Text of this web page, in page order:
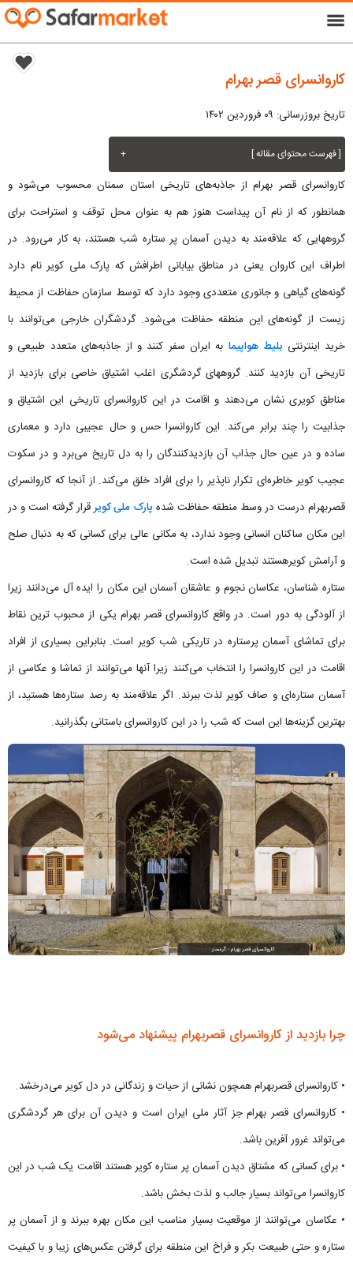
menu
کاروانسرای قصر بهرام
تاریخ بروزرسانی: ۰۹ فروردین ۱۴۰۲
[ فهرست محتوای مقاله ] +
کاروانسرای قصر بهرام از جاذبه‌های تاریخی استان سمنان محسوب می‌شود و
همانطور که از نام آن پیداست هنوز هم به عنوان محل توقف و استراحت برای
گروههایی که علاقه‌مند به دیدن آسمان پر ستاره شب هستند، به کار می‌رود. در
اطراف این کاروان یعنی در مناطق بیابانی اطرافش که پارک ملی کویر نام دارد
گونه‌های گیاهی و جانوری متعددی وجود دارد که توسط سازمان حفاظت از محیط
زیست از گونه‌های این منطقه حفاظت می‌شود. گردشگران خارجی می‌توانند با
خرید اینترنتی بلیط هواپیما به ایران سفر کنند و از جاذبه‌های متعدد طبیعی و
تاریخی آن بازدید کنند. گروههای گردشگری اغلب اشتیاق خاصی برای بازدید از
مناطق کویری نشان می‌دهند و اقامت در این کاروانسرای تاریخی این اشتیاق و
جذابیت را چند برابر می‌کند. این کاروانسرا حس و حال عجیبی دارد و معماری
ساده و در عین حال جذاب آن بازدیدکنندگان را به دل تاریخ می‌برد و در سکوت
عجیب کویر خاطره‌ای تکرار ناپذیر را برای افراد خلق می‌کند. از آنجا که کاروانسرای
قصربهرام درست در وسط منطقه حفاظت شده پارک ملی کویرقرار گرفته است و در
این مکان ساکنان انسانی وجود ندارد، به مکانی عالی برای کسانی که به دنبال صلح
و آرامش کویرهستند تبدیل شده است.
ستاره شناسان، عکاسان نجوم و عاشقان آسمان این مکان را ایده آل می‌دانند زیرا
از آلودگی به دور است. در واقع کاروانسرای قصر بهرام یکی از محبوب ترین نقاط
برای تماشای آسمان پرستاره در تاریکی شب کویر است. بنابراین بسیاری از افراد
اقامت در این کاروانسرا را انتخاب می‌کنند زیرا آنها می‌توانند از تماشا و عکاسی از
آسمان ستاره‌ای و صاف کویر لذت ببرند. اگر علاقه‌مند به رصد ستاره‌ها هستید، از
بهترین گزینه‌ها این است که شب را در این کاروانسرای باستانی بگذرانید.
چرا بازدید از کاروانسرای قصربهرام پیشنهاد می‌شود
• کاروانسرای قصربهرام همچون نشانی از حیات و زندگانی در دل کویر می‌درخشد.
• کاروانسرای قصر بهرام جز آثار ملی ایران است و دیدن آن برای هر گردشگری
می‌تواند غرور آفرین باشد.
• برای کسانی که مشتاق دیدن آسمان پر ستاره کویر هستند اقامت یک شب در این
کاروانسرا می‌تواند بسیار جالب و لذت بخش باشد.
• عکاسان می‌توانند از موقعیت بسیار مناسب این مکان بهره ببرند و از آسمان پر
ستاره و حتی طبیعت بکر و فراخ این منطقه برای گرفتن عکس‌های زیبا و با کیفیت